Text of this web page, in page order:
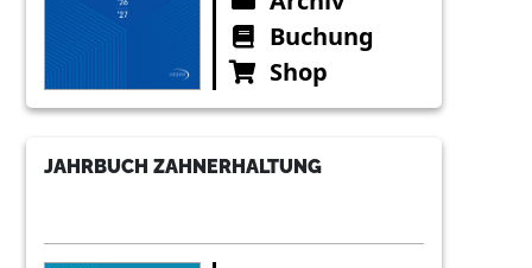
Buchung
Shop
JAHRBUCH ZAHNERHALTUNG